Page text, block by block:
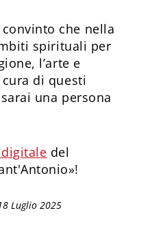
che nella
spirituali per
l’arte e
cura di questi
una persona
del
Luglio 2025